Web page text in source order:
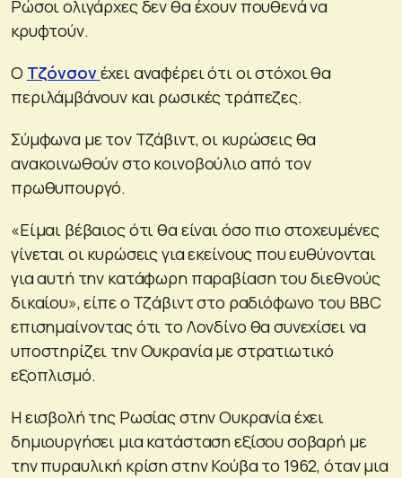
Ρώσοι ολιγάρχες δεν θα έχουν πουθενά να
κρυφτούν.
Ο Τζόνσονέχει αναφέρει ότι οι στόχοι θα
περιλάμβάνουν και ρωσικές τράπεζες.
Σύμφωνα με τον Τζάβιντ, οι κυρώσεις θα
ανακοινωθούν στο κοινοβούλιο από τον
πρωθυπουργό.
«Είμαι βέβαιος ότι θα είναι όσο πιο στοχευμένες
γίνεται οι κυρώσεις για εκείνους που ευθύνονται
για αυτή την κατάφωρη παραβίαση του διεθνούς
δικαίου», είπε ο Τζάβιντ στο ραδιόφωνο του BBC
επισημαίνοντας ότι το Λονδίνο θα συνεχίσει να
υποστηρίζει την Ουκρανία με στρατιωτικό
εξοπλισμό.
Η εισβολή της Ρωσίας στην Ουκρανία έχει
δημιουργήσει μια κατάσταση εξίσου σοβαρή με
την πυραυλική κρίση στην Κούβα το 1962, όταν μια